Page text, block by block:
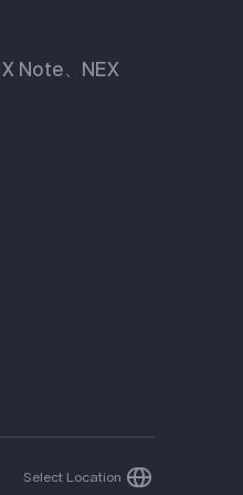
Note、NEX
Select Location